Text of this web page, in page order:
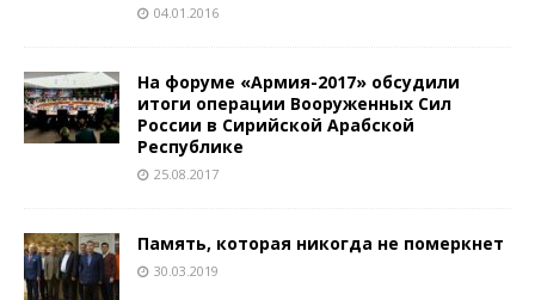
04.01.2016
На форуме «Армия-2017» обсудили
итоги операции Вооруженных Сил
России в Сирийской Арабской
Республике
25.08.2017
Память, которая никогда не померкнет
30.03.2019